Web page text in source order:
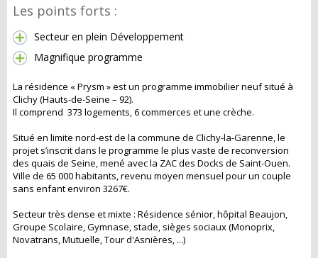
Les points forts :
Secteur en plein Développement
Magnifique programme
La résidence « Prysm » est un programme immobilier neuf situé à
Clichy (Hauts-de-Seine – 92).
Il comprend 373 logements, 6 commerces et une crèche.
Situé en limite nord-est de la commune de Clichy-la-Garenne, le
projet s’inscrit dans le programme le plus vaste de reconversion
des quais de Seine, mené avec la ZAC des Docks de Saint-Ouen.
Ville de 65 000 habitants, revenu moyen mensuel pour un couple
sans enfant environ 3267€.
Secteur très dense et mixte : Résidence sénior, hôpital Beaujon,
Groupe Scolaire, Gymnase, stade, sièges sociaux (Monoprix,
Novatrans, Mutuelle, Tour d'Asnières, ...)